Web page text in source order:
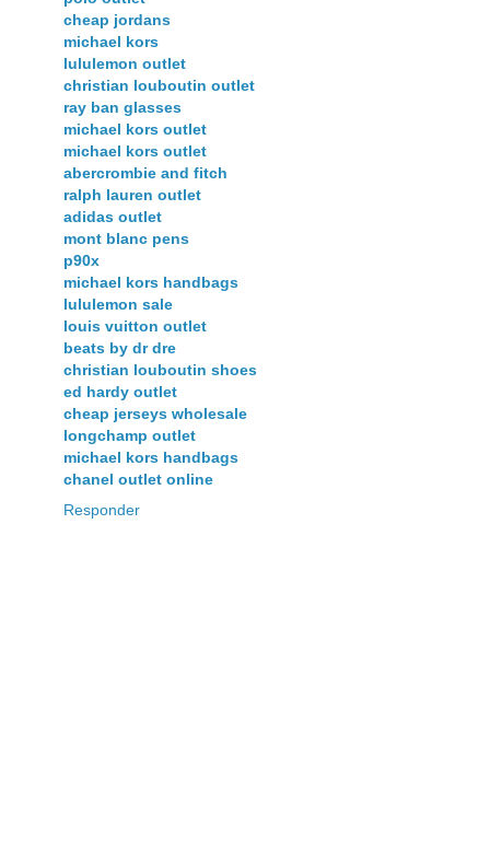
cheap jordans
michael kors
lululemon outlet
christian louboutin outlet
ray ban glasses
michael kors outlet
michael kors outlet
abercrombie and fitch
ralph lauren outlet
adidas outlet
mont blanc pens
p90x
michael kors handbags
lululemon sale
louis vuitton outlet
beats by dr dre
christian louboutin shoes
ed hardy outlet
cheap jerseys wholesale
longchamp outlet
michael kors handbags
chanel outlet online
Responder